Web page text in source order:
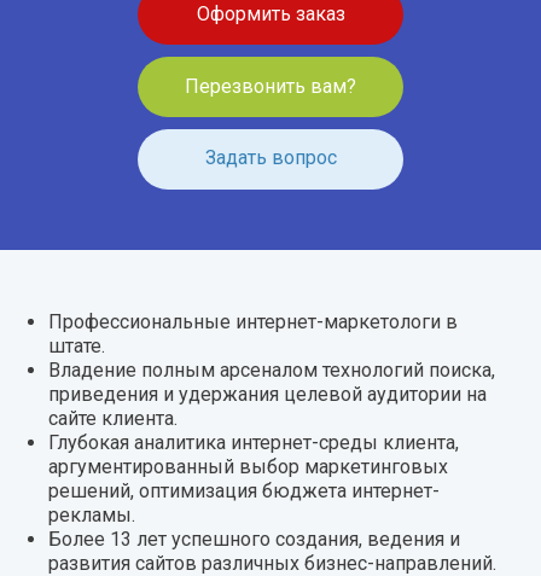
Оформить заказ
Перезвонить вам?
Задать вопрос
Профессиональные интернет-маркетологи в
штате.
Владение полным арсеналом технологий поиска,
приведения и удержания целевой аудитории на
сайте клиента.
Глубокая аналитика интернет-среды клиента,
аргументированный выбор маркетинговых
решений, оптимизация бюджета интернет-
рекламы.
Более 13 лет успешного создания, ведения и
развития сайтов различных бизнес-направлений.